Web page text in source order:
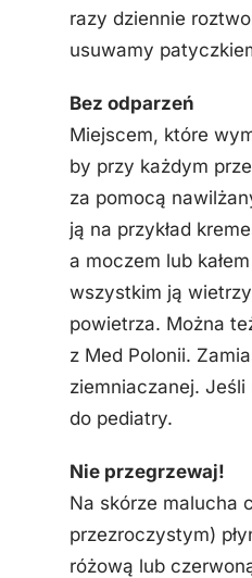
razy dziennie
usuwamy
Bez odparzeń
Miejscem, które
by przy każdym
za pomocą
ją na przykład
a moczem lub
wszystkim ją
powietrza. Można
z Med Polonii.
ziemniaczanej.
do pediatry.
Nie przegrzewaj!
Na skórze malucha
przezroczystym)
różową lub